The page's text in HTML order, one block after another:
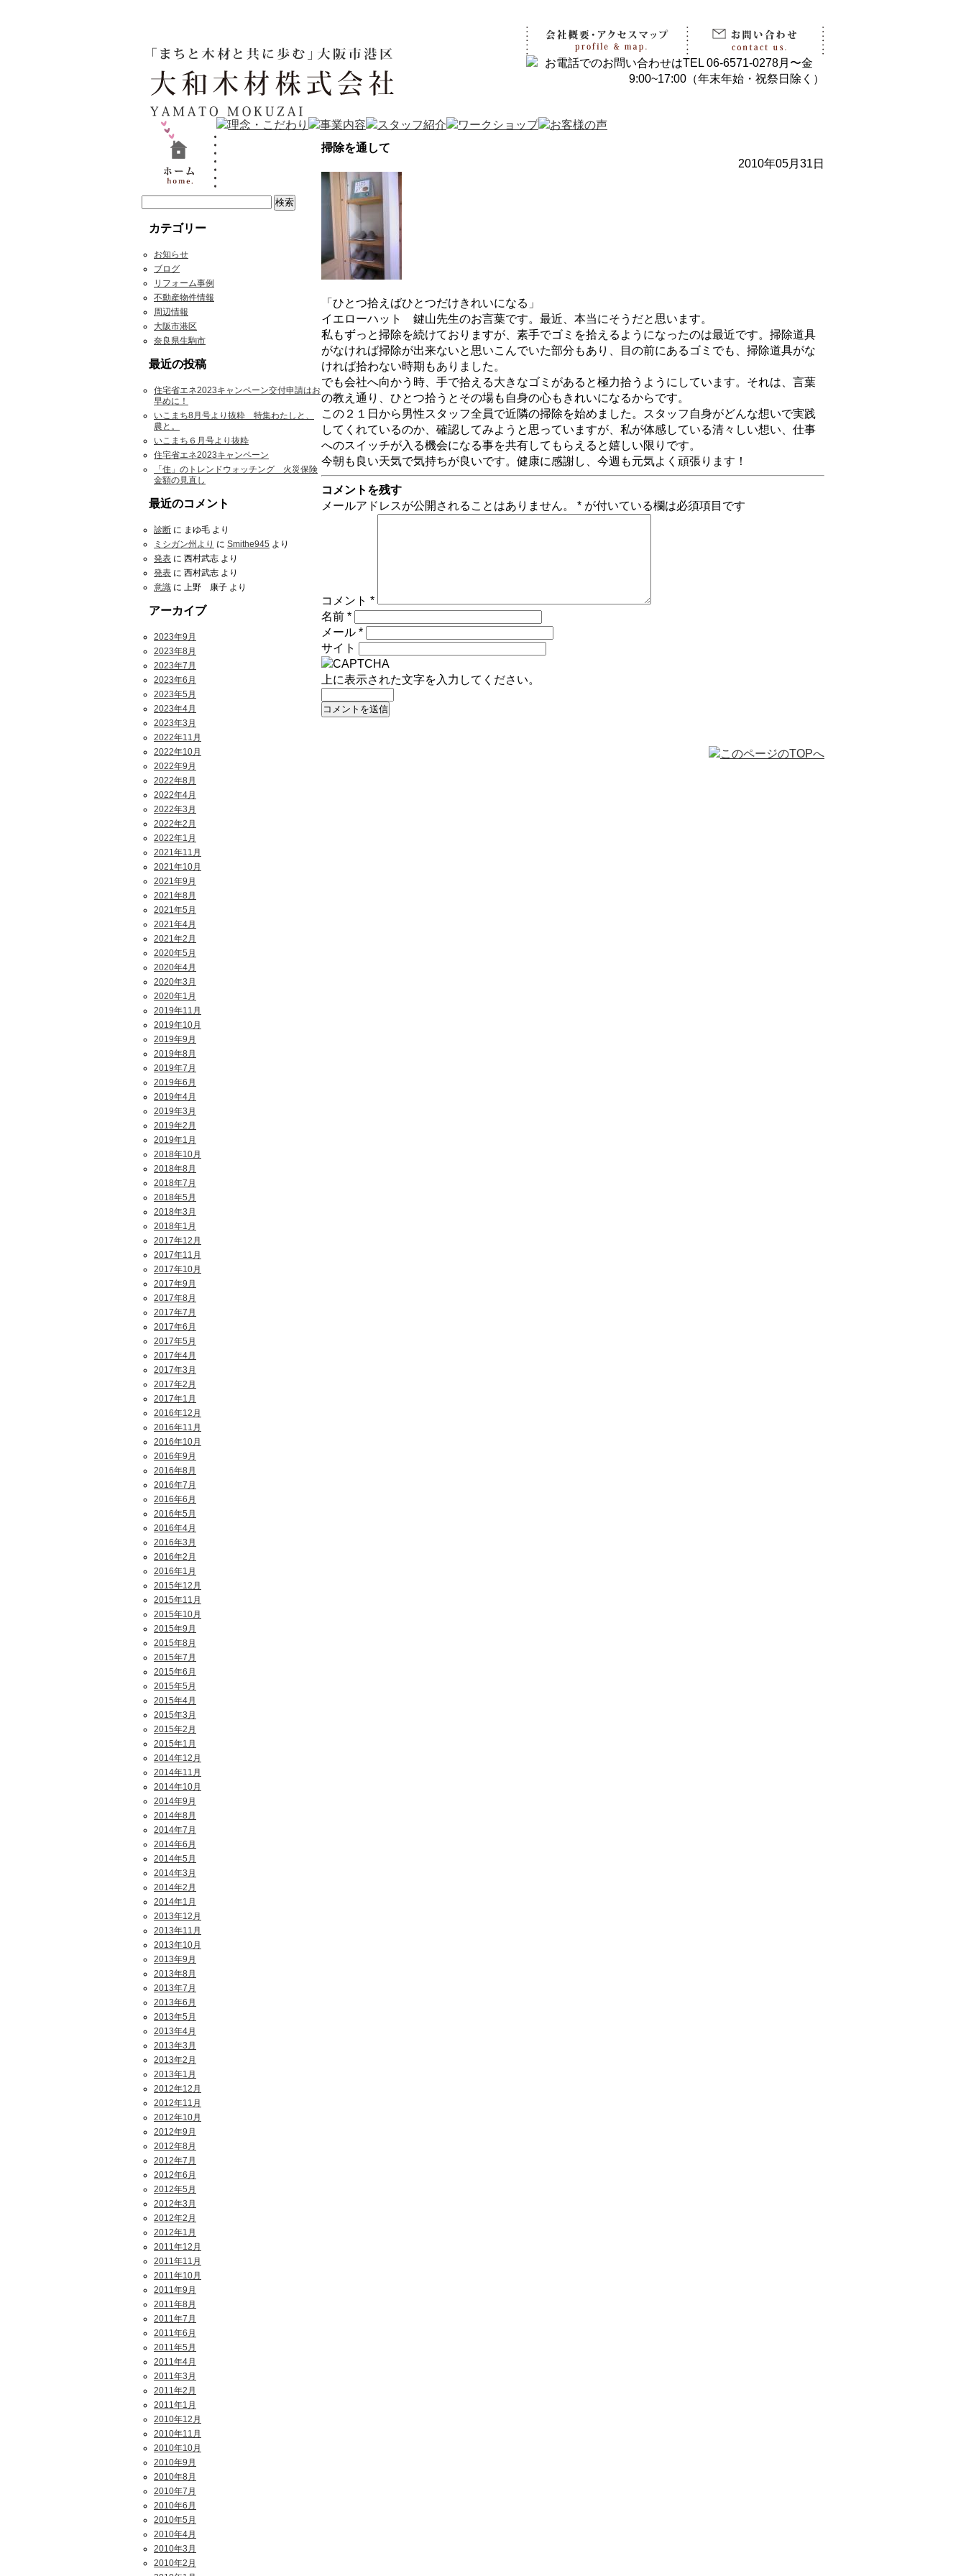
掃除を通して
2010年05月31日
「ひとつ拾えばひとつだけきれいになる」
イエローハット 鍵山先生のお言葉です。最近、本当にそうだと思います。
私もずっと掃除を続けておりますが、素手でゴミを拾えるようになったのは最近です。掃除道具
がなければ掃除が出来ないと思いこんでいた部分もあり、目の前にあるゴミでも、掃除道具がな
ければ拾わない時期もありました。
でも会社へ向かう時、手で拾える大きなゴミがあると極力拾うようにしています。それは、言葉
の教え通り、ひとつ拾うとその場も自身の心もきれいになるからです。
この２１日から男性スタッフ全員で近隣の掃除を始めました。スタッフ自身がどんな想いで実践
してくれているのか、確認してみようと思っていますが、私が体感している清々しい想い、仕事
へのスイッチが入る機会になる事を共有してもらえると嬉しい限りです。
今朝も良い天気で気持ちが良いです。健康に感謝し、今週も元気よく頑張ります！
コメントを残す
メールアドレスが公開されることはありません。
* が付いている欄は必須項目です
コメント *
名前 *
メール *
サイト
上に表示された文字を入力してください。
カテゴリー
お知らせ
ブログ
リフォーム事例
不動産物件情報
周辺情報
大阪市港区
奈良県生駒市
最近の投稿
住宅省エネ2023キャンペーン交付申請はお
早めに！
いこまち8月号より抜粋 特集わたしと、
農と。
いこまち６月号より抜粋
住宅省エネ2023キャンペーン
「住」のトレンドウォッチング 火災保険
金額の見直し
最近のコメント
診断 に まゆ毛 より
ミシガン州より に Smithe945 より
発表 に 西村武志 より
発表 に 西村武志 より
意識 に 上野 康子 より
アーカイブ
2023年9月
2023年8月
2023年7月
2023年6月
2023年5月
2023年4月
2023年3月
2022年11月
2022年10月
2022年9月
2022年8月
2022年4月
2022年3月
2022年2月
2022年1月
2021年11月
2021年10月
2021年9月
2021年8月
2021年5月
2021年4月
2021年2月
2020年5月
2020年4月
2020年3月
2020年1月
2019年11月
2019年10月
2019年9月
2019年8月
2019年7月
2019年6月
2019年4月
2019年3月
2019年2月
2019年1月
2018年10月
2018年8月
2018年7月
2018年5月
2018年3月
2018年1月
2017年12月
2017年11月
2017年10月
2017年9月
2017年8月
2017年7月
2017年6月
2017年5月
2017年4月
2017年3月
2017年2月
2017年1月
2016年12月
2016年11月
2016年10月
2016年9月
2016年8月
2016年7月
2016年6月
2016年5月
2016年4月
2016年3月
2016年2月
2016年1月
2015年12月
2015年11月
2015年10月
2015年9月
2015年8月
2015年7月
2015年6月
2015年5月
2015年4月
2015年3月
2015年2月
2015年1月
2014年12月
2014年11月
2014年10月
2014年9月
2014年8月
2014年7月
2014年6月
2014年5月
2014年3月
2014年2月
2014年1月
2013年12月
2013年11月
2013年10月
2013年9月
2013年8月
2013年7月
2013年6月
2013年5月
2013年4月
2013年3月
2013年2月
2013年1月
2012年12月
2012年11月
2012年10月
2012年9月
2012年8月
2012年7月
2012年6月
2012年5月
2012年3月
2012年2月
2012年1月
2011年12月
2011年11月
2011年10月
2011年9月
2011年8月
2011年7月
2011年6月
2011年5月
2011年4月
2011年3月
2011年2月
2011年1月
2010年12月
2010年11月
2010年10月
2010年9月
2010年8月
2010年7月
2010年6月
2010年5月
2010年4月
2010年3月
2010年2月